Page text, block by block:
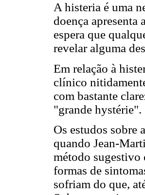
A histeria é uma
doença apresenta
espera que
revelar alguma
Em relação à
clínico
com bastante
"grande hystérie".
Os estudos sobre
quando Jean-
método sugestivo
formas de
sofriam do que,